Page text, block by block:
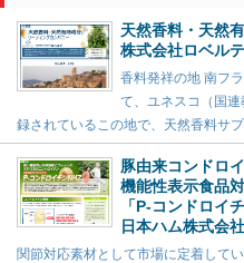
天然香料・天然
株式会社ロベルテ
香料発祥の地 南フ
て、ユネスコ（国
録されているこの地で、天然香料サ
豚由来コンドロ
機能性表示食品
「P-コンドロイ
日本ハム株式会社
関節対応素材として市場に定着して